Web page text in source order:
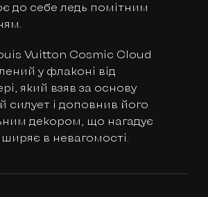
до себе ледь помітним
Vuitton Cosmic Cloud
у флаконі від
який взяв за основу
силует і доповнив його
декором, що нагадує
в невагомості.